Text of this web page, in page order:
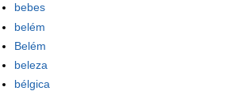
bebes
belém
Belém
beleza
bélgica